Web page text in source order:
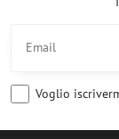
Voglio